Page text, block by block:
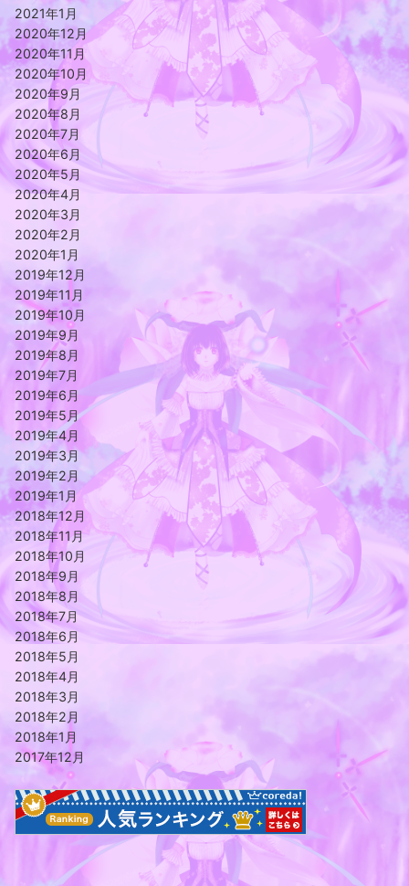
2021年1月
2020年12月
2020年11月
2020年10月
2020年9月
2020年8月
2020年7月
2020年6月
2020年5月
2020年4月
2020年3月
2020年2月
2020年1月
2019年12月
2019年11月
2019年10月
2019年9月
2019年8月
2019年7月
2019年6月
2019年5月
2019年4月
2019年3月
2019年2月
2019年1月
2018年12月
2018年11月
2018年10月
2018年9月
2018年8月
2018年7月
2018年6月
2018年5月
2018年4月
2018年3月
2018年2月
2018年1月
2017年12月